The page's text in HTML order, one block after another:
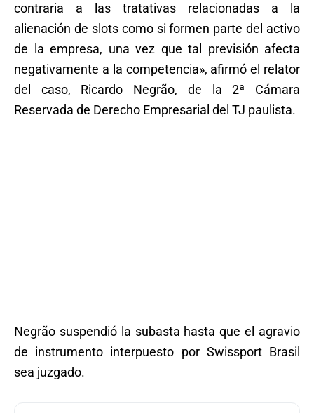
contraria a las tratativas relacionadas a la
alienación de slots como si formen parte del activo
de la empresa, una vez que tal previsión afecta
negativamente a la competencia», afirmó el relator
del caso, Ricardo Negrão, de la 2ª Cámara
Reservada de Derecho Empresarial del TJ paulista.
Negrão suspendió la subasta hasta que el agravio
de instrumento interpuesto por Swissport Brasil
sea juzgado.